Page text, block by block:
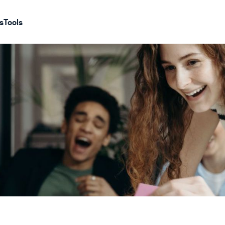
Tools